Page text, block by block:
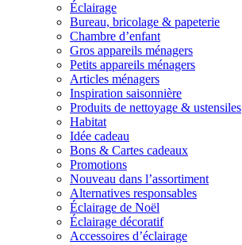
Éclairage
Bureau, bricolage & papeterie
Chambre d’enfant
Gros appareils ménagers
Petits appareils ménagers
Articles ménagers
Inspiration saisonnière
Produits de nettoyage & ustensiles
Habitat
Idée cadeau
Bons & Cartes cadeaux
Promotions
Nouveau dans l’assortiment
Alternatives responsables
Éclairage de Noël
Éclairage décoratif
Accessoires d’éclairage